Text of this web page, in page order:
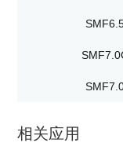
相关应用